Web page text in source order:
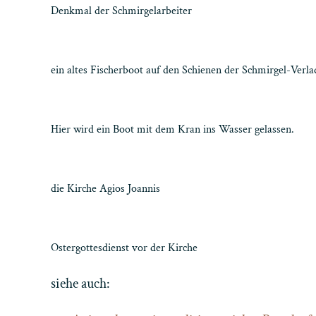
Denkmal der Schmirgelarbeiter
ein altes Fischerboot auf den Schienen der Schmirgel-
Hier wird ein Boot mit dem Kran ins Wasser gelassen.
die Kirche Agios Joannis
Ostergottesdienst vor der Kirche
siehe auch: